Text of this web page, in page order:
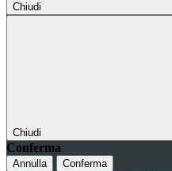
Chiudi
Chiudi
Conferma
Annulla Conferma